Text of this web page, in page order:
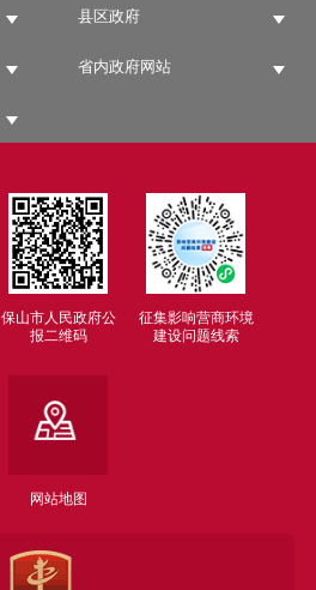
县区政府
省内政府网站
保山市人民政府公
报二维码
征集影响营商环境
建设问题线索
网站地图